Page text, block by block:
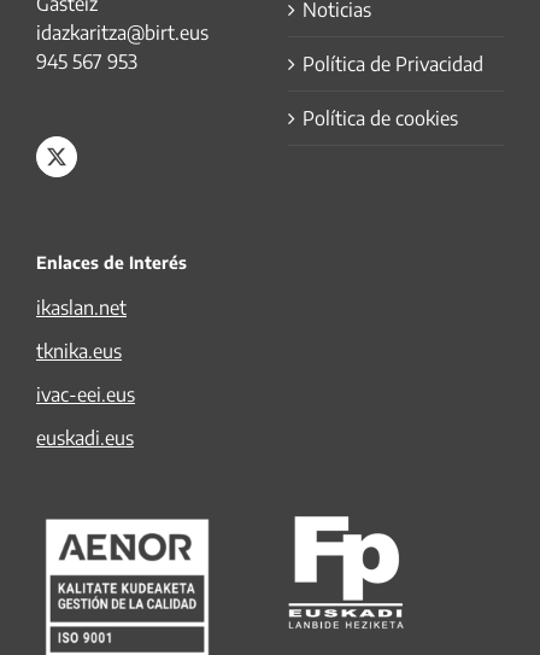
idazkaritza@birt.eus
945 567 953
Noticias
Política de Privacidad
Política de cookies
Enlaces de Interés
ikaslan.net
tknika.eus
ivac-eei.eus
euskadi.eus